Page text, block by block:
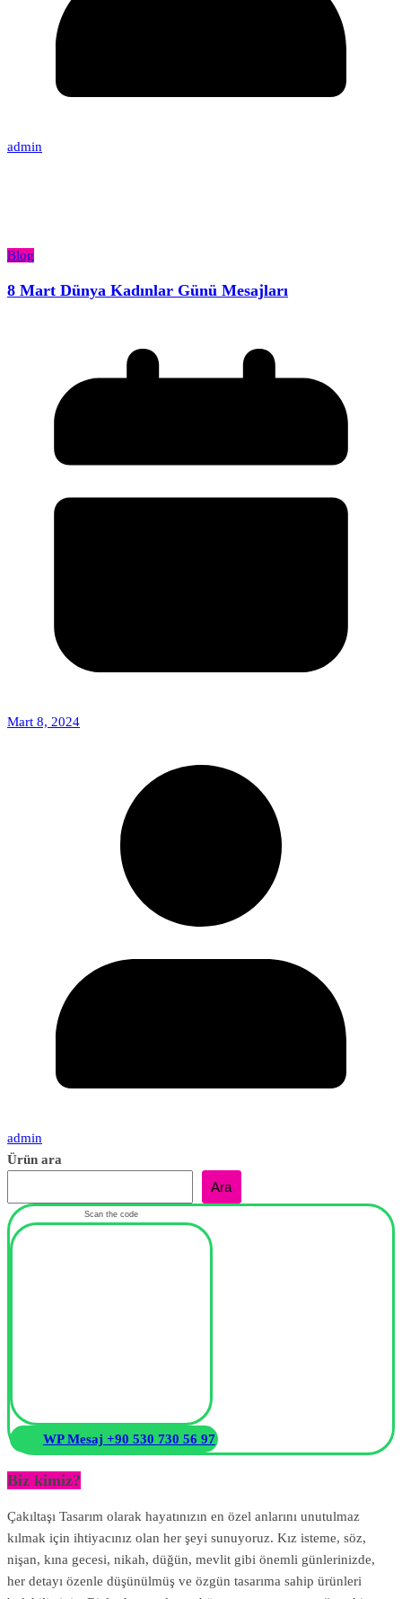
admin
Blog
8 Mart Dünya Kadınlar Günü Mesajları
Mart 8, 2024
admin
Ürün ara
Ara
Scan the code
WP Mesaj +90 530 730 56 97
Biz kimiz?
Çakıltaşı Tasarım olarak hayatınızın en özel anlarını unutulmaz
kılmak için ihtiyacınız olan her şeyi sunuyoruz. Kız isteme, söz,
nişan, kına gecesi, nikah, düğün, mevlit gibi önemli günlerinizde,
her detayı özenle düşünülmüş ve özgün tasarıma sahip ürünleri